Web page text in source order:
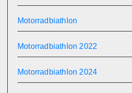
Motorradbiathlon
Motorradbiathlon 2022
Motorradbiathlon 2024